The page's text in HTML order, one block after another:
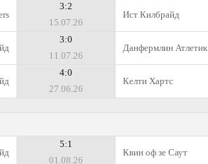
3:2
15.07.26
Ист Килбрайд
3:0
11.07.26
Данфермлин Атлетик
4:0
27.06.26
Келти Хартс
5:1
01.08.26
Квин оф зе Саут